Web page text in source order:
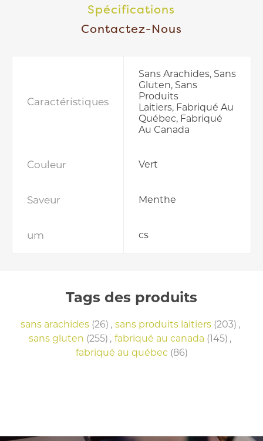
Spécifications
Contactez-Nous
Caractéristiques
Sans Arachides, Sans
Gluten, Sans
Produits
Laitiers, Fabriqué Au
Québec, Fabriqué
Au Canada
Couleur Vert
Saveur Menthe
um cs
Tags des produits
sans arachides (26) , sans produits laitiers (203) ,
sans gluten (255) , fabriqué au canada (145) ,
fabriqué au québec (86)